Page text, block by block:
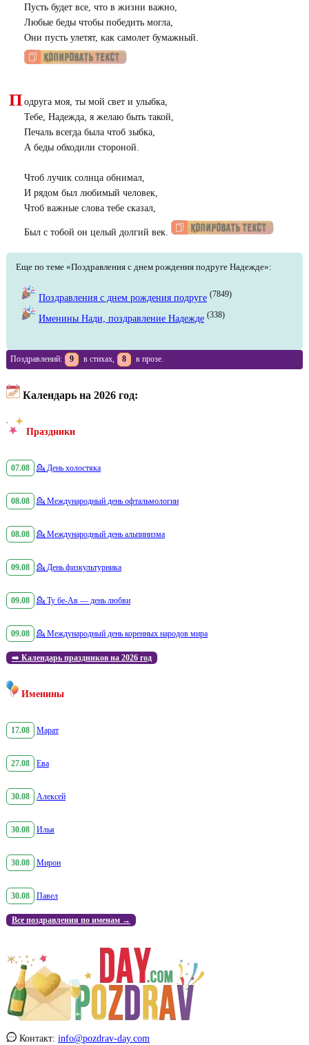
Пусть будет все, что в жизни важно,
Любые беды чтобы победить могла,
Они пусть улетят, как самолет бумажный.
П одруга моя, ты мой свет и улыбка,
Тебе, Надежда, я желаю быть такой,
Печаль всегда была чтоб зыбка,
А беды обходили стороной.
Чтоб лучик солнца обнимал,
И рядом был любимый человек,
Чтоб важные слова тебе сказал,
Был с тобой он целый долгий век.
Еще по теме «Поздравления с днем рождения подруге Надежде»:
Поздравления с днем рождения подруге (7849)
Именины Нади, поздравление Надежде (338)
Поздравлений: 9 в стихах, 8 в прозе.
Календарь на 2026 год:
Праздники
07.08 💁 День холостяка
08.08 💁 Международный день офтальмологии
08.08 💁 Международный день альпинизма
09.08 💁 День физкультурника
09.08 💁 Ту бе-Ав — день любви
09.08 💁 Международный день коренных народов мира
➡️ Календарь праздников на 2026 год
Именины
17.08 Марат
27.08 Ева
30.08 Алексей
30.08 Илья
30.08 Мирон
30.08 Павел
Все поздравления по именам →
Контакт: info@pozdrav-day.com